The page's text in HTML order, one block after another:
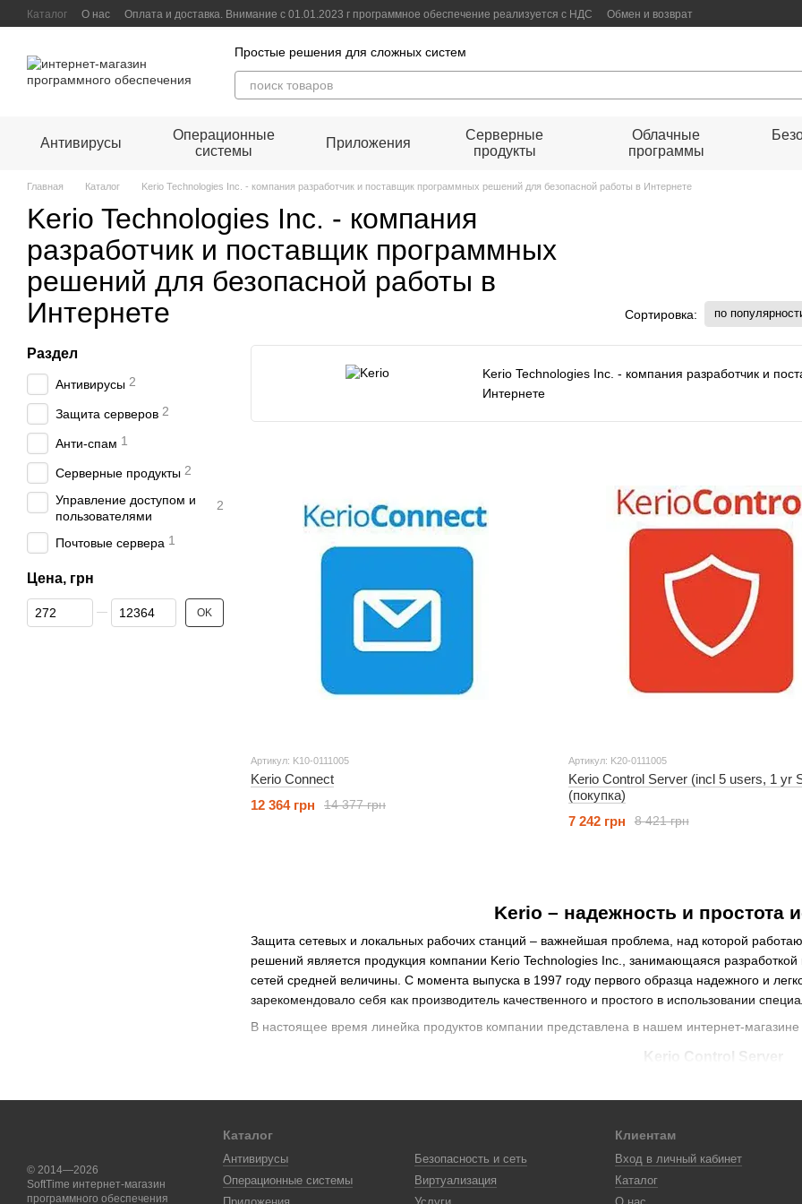
Перейти к основному контенту
Каталог О нас Оплата и доставка. Внимание с 01.01.2023 г программное обеспечение реализуется с НДС
Обмен и возврат
Простые решения для сложных систем
Антивирусы
Операционные
системы
Приложения
Серверные
продукты
Облачные
программы
Главная Каталог Kerio Technologies Inc. - компания разработчик и поставщик программных решений для безопасной работы в Интернете
Kerio Technologies Inc. - компания
разработчик и поставщик программных
решений для безопасной работы в
Интернете
Сортировка: по
Kerio – надежность и простота
Защита сетевых и локальных рабочих станций – важнейшая проблема, над которой
решений является продукция компании Kerio Technologies Inc., занимающаяся
сетей средней величины. С момента выпуска в 1997 году первого образца надежного и
зарекомендовало себя как производитель качественного и простого в использовании
В настоящее время линейка продуктов компании представлена в нашем интернет-
Kerio Control Server
Маршрутизатор;
Механизм обнаружения и блокирования вторжений;
Kerio Technologies Inc. - компания разработчик и
Интернете
Артикул: K10-0111005
Kerio Connect
14 377 грн
12 364 грн
Артикул: K20-0111005
Kerio Control Server (incl 5 users, 1 yr
(покупка)
8 421 грн
7 242 грн
Раздел
Антивирусы 2
Защита серверов 2
Анти-спам 1
Серверные продукты 2
Управление доступом и
пользователями
2
Почтовые сервера 1
Цена, грн
От Цена, грн
До Цена, грн OK
© 2014—2026
SoftTime интернет-магазин
программного обеспечения
Каталог
Антивирусы
Операционные системы
Безопасность и сеть
Виртуализация
Клиентам
Вход в личный кабинет
Каталог